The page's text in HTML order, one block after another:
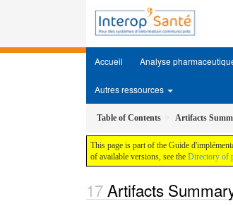
Accueil Analyse
Autres ressources
Table of Contents Artifacts
This page is part of the Guide
of available versions, see the Directory of
Artifacts